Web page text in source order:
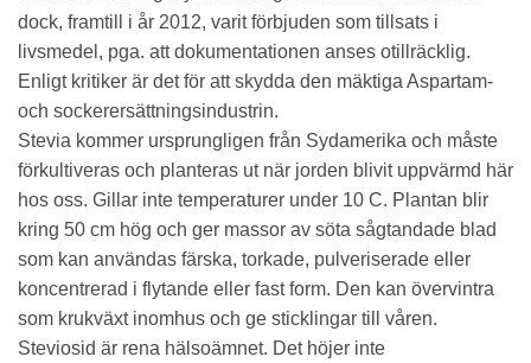
dock, framtill i år 2012, varit förbjuden som tillsats i
livsmedel, pga. att dokumentationen anses otillräcklig.
Enligt kritiker är det för att skydda den mäktiga Aspartam-
och sockerersättningsindustrin.
Stevia kommer ursprungligen från Sydamerika och måste
förkultiveras och planteras ut när jorden blivit uppvärmd här
hos oss. Gillar inte temperaturer under 10 C. Plantan blir
kring 50 cm hög och ger massor av söta sågtandade blad
som kan användas färska, torkade, pulveriserade eller
koncentrerad i flytande eller fast form. Den kan övervintra
som krukväxt inomhus och ge sticklingar till våren.
Steviosid är rena hälsoämnet. Det höjer inte